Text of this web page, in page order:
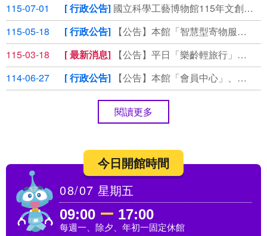
115-07-01
行政公告 國立科學工藝博物館115年文創商品徵選
115-05-18
行政公告
【公告】本館「智慧型寄物服務」說明
115-03-18
最新消息
【公告】平日「樂齡輕旅行」套裝優惠，即刻預約！
114-06-27
行政公告 【公告】本館「會員中心」、「掌握科工」個資保存期限說明
閱讀更多
今日開館時間
08/07 星期五
09:00 ー 17:00
每週一、除夕、年初一固定休館